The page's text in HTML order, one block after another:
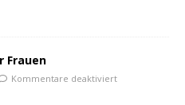
Frauen
Kommentare deaktiviert